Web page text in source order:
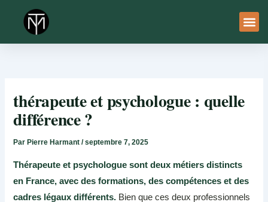
contenu
thérapeute et psychologue : quelle
différence ?
Par Pierre Harmant/septembre 7, 2025
Thérapeute et psychologue sont deux métiers distincts
en France, avec des formations, des compétences et des
cadres légaux différents. Bien que ces deux professionnels